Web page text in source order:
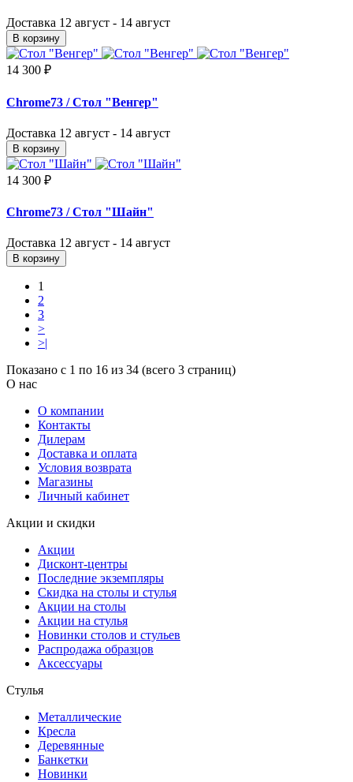
Доставка 12 август - 14 август
В корзину
14 300 ₽
Chrome73 / Стол "Венгер"
Доставка 12 август - 14 август
В корзину
14 300 ₽
Chrome73 / Стол "Шайн"
Доставка 12 август - 14 август
В корзину
1
2
3
>
>|
Показано с 1 по 16 из 34 (всего 3 страниц)
О нас
О компании
Контакты
Дилерам
Доставка и оплата
Условия возврата
Магазины
Личный кабинет
Акции и скидки
Акции
Дисконт-центры
Последние экземпляры
Скидка на столы и стулья
Акции на столы
Акции на стулья
Новинки столов и стульев
Распродажа образцов
Аксессуары
Стулья
Металлические
Кресла
Деревянные
Банкетки
Новинки